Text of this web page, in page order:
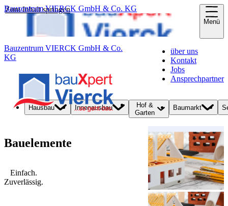
Zum Inhalt springen
Bauzentrum VIERCK GmbH & Co. KG
Menü
Bauzentrum VIERCK GmbH & Co.
KG
über uns
Kontakt
Jobs
Ansprechpartner
Hausbau Innenausbau
Hof &
Garten
Baumarkt
Bauelemente
Einfach.
Zuverlässig.